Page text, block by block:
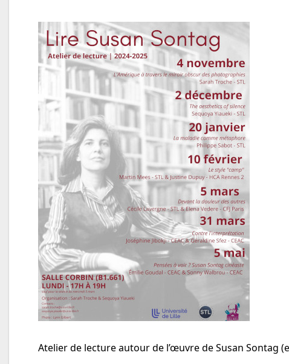
Atelier de lecture autour de l’œuvre de Susan Sontag